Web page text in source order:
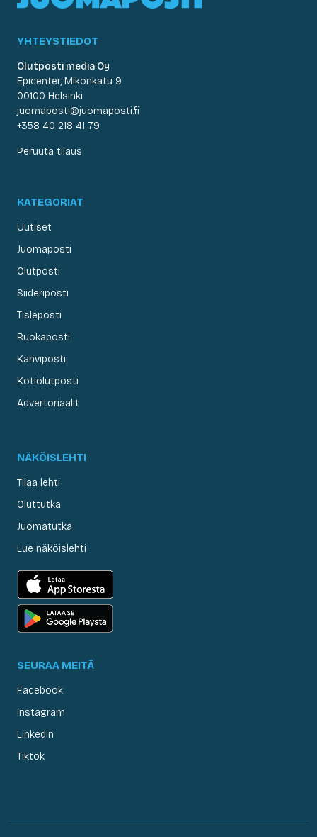
YHTEYSTIEDOT
Olutposti media Oy
Epicenter, Mikonkatu 9
00100 Helsinki
juomaposti@juomaposti.fi
+358 40 218 41 79
Peruuta tilaus
KATEGORIAT
Uutiset
Juomaposti
Olutposti
Siideriposti
Tisleposti
Ruokaposti
Kahviposti
Kotiolutposti
Advertoriaalit
NÄKÖISLEHTI
Tilaa lehti
Oluttutka
Juomatutka
Lue näköislehti
SEURAA MEITÄ
Facebook
Instagram
LinkedIn
Tiktok